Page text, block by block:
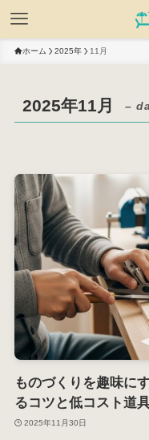
ホーム 2025年 11月
2025年11月 –
ものづくりを趣味に
るコツと低コスト道
2025年11月30日